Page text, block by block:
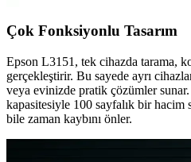
Çok Fonksiyonlu Tasarım
Epson L3151, tek cihazda tarama,
gerçekleştirir. Bu sayede ayrı
veya evinizde pratik çözümler
kapasitesiyle 100 sayfalık bir hacim
bile zaman kaybını önler.